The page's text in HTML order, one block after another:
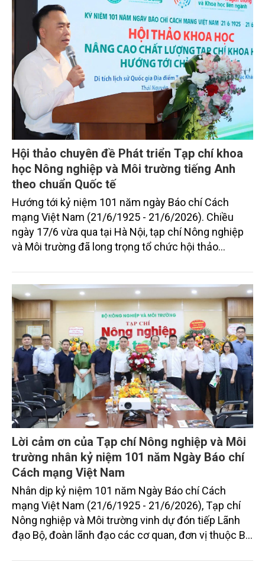
Hội thảo chuyên đề Phát triển Tạp chí khoa
học Nông nghiệp và Môi trường tiếng Anh
theo chuẩn Quốc tế
Hướng tới kỷ niệm 101 năm ngày Báo chí Cách
mạng Việt Nam (21/6/1925 - 21/6/2026). Chiều
ngày 17/6 vừa qua tại Hà Nội, tạp chí Nông nghiệp
và Môi trường đã long trọng tổ chức hội thảo
nghiệp và Môi trường tiếng Anh theo chuẩn Quốc
tế"
Lời cảm ơn của Tạp chí Nông nghiệp và Môi
trường nhân kỷ niệm 101 năm Ngày Báo chí
Cách mạng Việt Nam
Nhân dịp kỷ niệm 101 năm Ngày Báo chí Cách
mạng Việt Nam (21/6/1925 - 21/6/2026), Tạp chí
Nông nghiệp và Môi trường vinh dự đón tiếp Lãnh
đạo Bộ, đoàn lãnh đạo các cơ quan, đơn vị thuộc Bộ
lượng vũ trang, doanh nghiệp và đối tác đến thăm,